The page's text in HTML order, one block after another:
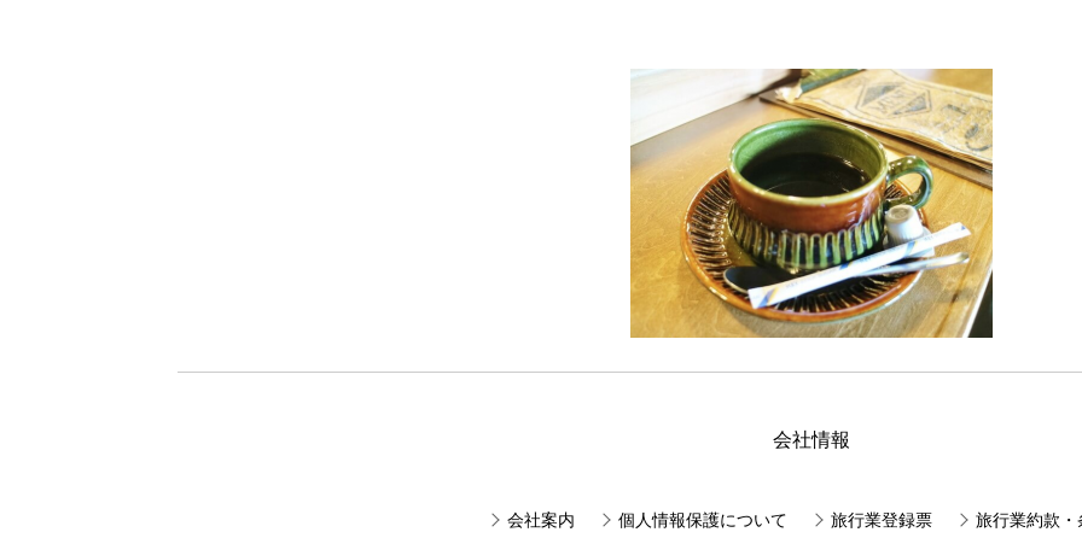
会社情報
会社案内 個人情報保護について 旅行業登録票 旅行業約款・